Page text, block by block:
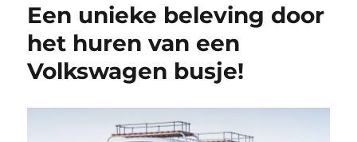
Een unieke beleving door
het huren van een
Volkswagen busje!